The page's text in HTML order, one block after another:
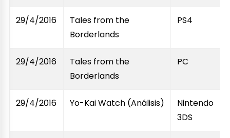
29/4/2016
Tales from the
Borderlands
PS4
29/4/2016
Tales from the
Borderlands
PC
29/4/2016 Yo-Kai Watch (Análisis)
Nintendo
3DS